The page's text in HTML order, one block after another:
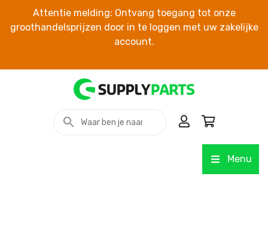
Attentie melding: Ontvang toegang tot onze
groothandelsprijzen door in te loggen met uw zakelijke
account.
Menu